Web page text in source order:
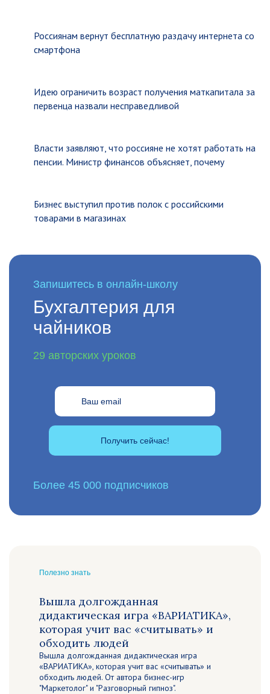
Россиянам вернут бесплатную раздачу интернета со
смартфона
Идею ограничить возраст получения маткапитала за
первенца назвали несправедливой
Власти заявляют, что россияне не хотят работать на
пенсии. Министр финансов объясняет, почему
Бизнес выступил против полок с российскими
товарами в магазинах
Запишитесь в онлайн-школу
Бухгалтерия для
чайников
29 авторских уроков
Получить сейчас!
Более 45 000 подписчиков
Полезно знать
Вышла долгожданная
дидактическая игра «ВАРИАТИКА»,
которая учит вас «считывать» и
обходить людей
Вышла долгожданная дидактическая игра
«ВАРИАТИКА», которая учит вас «считывать» и
обходить людей. От автора бизнес-игр
"Маркетолог" и "Разговорный гипноз".